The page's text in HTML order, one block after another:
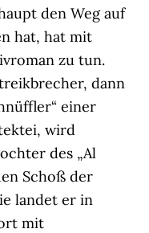
den Weg auf
hat, hat mit
zu tun.
dann
einer
wird
des „Al
Schoß der
landet er in
mit